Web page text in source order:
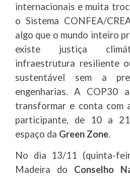
internacionais e muita
o Sistema CONFEA/
algo que o mundo inteiro
existe justiça
infraestrutura resiliente
sustentável sem a
engenharias. A COP30
transformar e conta com
participante, de 10 a
espaço da Green Zone.
No dia 13/11 (quinta-
Madeira do Conselho